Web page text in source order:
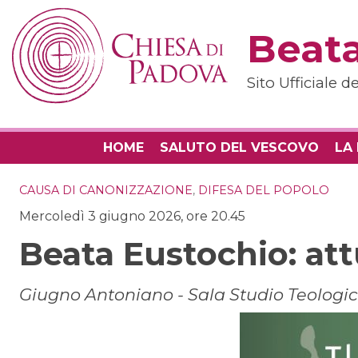
content
Sito Ufficiale
HOME SALUTO DEL VESCOVO LA
CAUSA DI CANONIZZAZIONE, DIFESA DEL POPOLO
Mercoledì 3 giugno 2026, ore 20.45
Beata Eustochio:
Giugno Antoniano - Sala Studio